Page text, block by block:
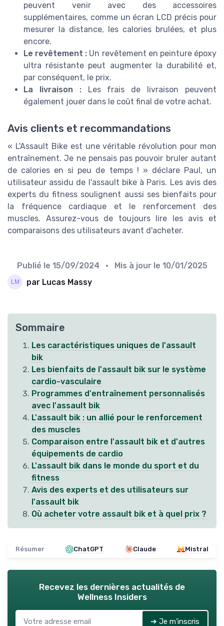
peuvent venir avec des accessoires
supplémentaires, comme un écran LCD précis pour
mesurer la distance, les calories brulées, et plus
encore.
Le revêtement : Un revêtement en peinture époxy
ultra résistante peut augmenter la durabilité et,
par conséquent, le prix.
La livraison :Les frais de livraison peuvent
également jouer dans le coût final de votre achat.
Avis clients et recommandations
« L'Assault Bike est une véritable révolution pour mon
entraînement. Je ne pensais pas pouvoir bruler autant
de calories en si peu de temps ! » déclare Paul, un
utilisateur assidu de l'assault bike à Paris. Les avis des
experts du fitness soulignent aussi ses bienfaits pour
la fréquence cardiaque et le renforcement des
muscles. Assurez-vous de toujours lire les avis et
comparaisons des utilisateurs avant d'acheter.
Publié le 15/09/2024 • Mis à jour le 10/01/2025
par Lucas Massy
Sommaire
Les caractéristiques uniques de l'assault
bik
Les bienfaits de l'assault bik sur le système
cardio-vasculaire
Programmes d'entraînement personnalisés
avec l'assault bik
L'assault bik : un allié pour le renforcement
des muscles
Comparaison entre l'assault bik et d'autres
équipements de cardio
L'assault bik dans le monde du sport et du
fitness
Avis des experts et des utilisateurs sur
l'assault bik
Où acheter votre assault bik et à quel prix ?
Résumer ChatGPT Claude Mistral
Recevez les dernières actualités de
Wellness Insiders
➔ Je m'inscris